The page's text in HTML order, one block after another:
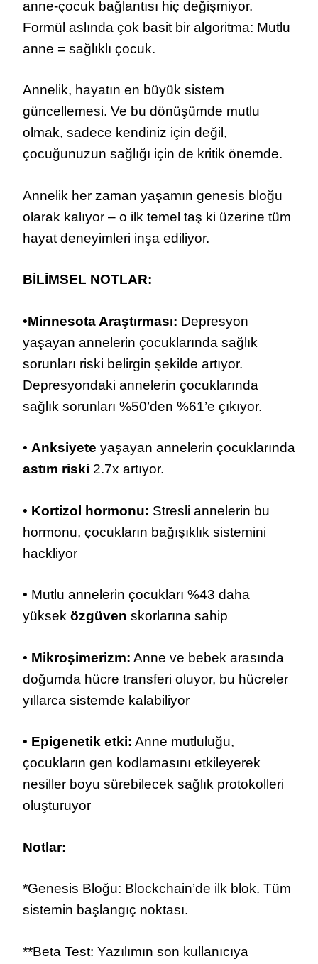
anne-çocuk bağlantısı hiç değişmiyor.
Formül aslında çok basit bir algoritma: Mutlu
anne = sağlıklı çocuk.
Annelik, hayatın en büyük sistem
güncellemesi. Ve bu dönüşümde mutlu
olmak, sadece kendiniz için değil,
çocuğunuzun sağlığı için de kritik önemde.
Annelik her zaman yaşamın genesis bloğu
olarak kalıyor – o ilk temel taş ki üzerine tüm
hayat deneyimleri inşa ediliyor.
BİLİMSEL NOTLAR:
•Minnesota Araştırması: Depresyon
yaşayan annelerin çocuklarında sağlık
sorunları riski belirgin şekilde artıyor.
Depresyondaki annelerin çocuklarında
sağlık sorunları %50’den %61’e çıkıyor.
• Anksiyete yaşayan annelerin çocuklarında
astım riski 2.7x artıyor.
• Kortizol hormonu: Stresli annelerin bu
hormonu, çocukların bağışıklık sistemini
hackliyor
• Mutlu annelerin çocukları %43 daha
yüksek özgüven skorlarına sahip
• Mikroşimerizm: Anne ve bebek arasında
doğumda hücre transferi oluyor, bu hücreler
yıllarca sistemde kalabiliyor
• Epigenetik etki: Anne mutluluğu,
çocukların gen kodlamasını etkileyerek
nesiller boyu sürebilecek sağlık protokolleri
oluşturuyor
Notlar:
*Genesis Bloğu: Blockchain’de ilk blok. Tüm
sistemin başlangıç noktası.
**Beta Test: Yazılımın son kullanıcıya